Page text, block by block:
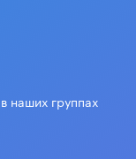
наших группах